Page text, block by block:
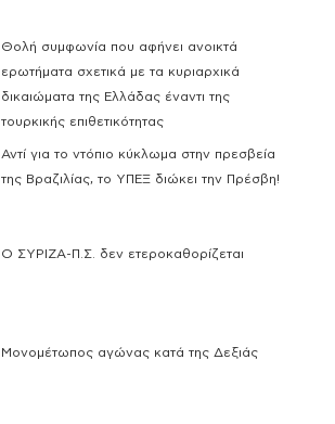
Θολή συμφωνία που αφήνει ανοικτά
ερωτήματα σχετικά με τα κυριαρχικά
δικαιώματα της Ελλάδας έναντι της
τουρκικής επιθετικότητας
Αντί για το ντόπιο κύκλωμα στην πρεσβεία
της Βραζιλίας, το ΥΠΕΞ διώκει την Πρέσβη!
Ο ΣΥΡΙΖΑ-Π.Σ. δεν ετεροκαθορίζεται
Μονομέτωπος αγώνας κατά της Δεξιάς